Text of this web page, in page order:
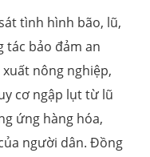
tình hình bão, lũ,
tác bảo đảm an
nông nghiệp,
cơ ngập lụt từ lũ
ứng hàng hóa,
người dân. Đồng